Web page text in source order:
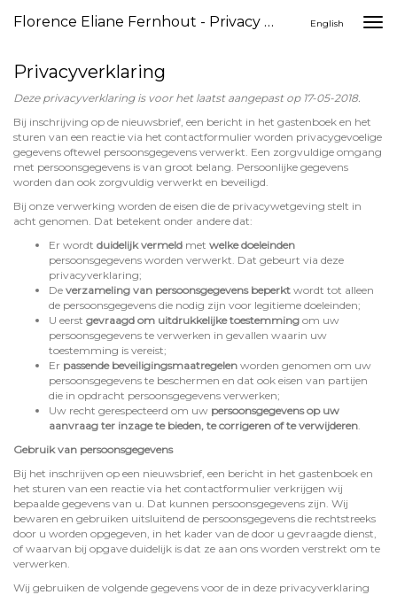
Florence Eliane Fernhout - Privacy Verklaring English
Privacyverklaring
Deze privacyverklaring is voor het laatst aangepast op 17-05-2018.
Bij inschrijving op de nieuwsbrief, een bericht in het gastenboek en het
sturen van een reactie via het contactformulier worden privacygevoelige
gegevens oftewel persoonsgegevens verwerkt. Een zorgvuldige omgang
met persoonsgegevens is van groot belang. Persoonlijke gegevens
worden dan ook zorgvuldig verwerkt en beveiligd.
Bij onze verwerking worden de eisen die de privacywetgeving stelt in
acht genomen. Dat betekent onder andere dat:
Er wordt duidelijk vermeld met welke doeleinden
persoonsgegevens worden verwerkt. Dat gebeurt via deze
privacyverklaring;
De verzameling van persoonsgegevens beperkt wordt tot alleen
de persoonsgegevens die nodig zijn voor legitieme doeleinden;
U eerst gevraagd om uitdrukkelijke toestemming om uw
persoonsgegevens te verwerken in gevallen waarin uw
toestemming is vereist;
Er passende beveiligingsmaatregelen worden genomen om uw
persoonsgegevens te beschermen en dat ook eisen van partijen
die in opdracht persoonsgegevens verwerken;
Uw recht gerespecteerd om uw persoonsgegevens op uw
aanvraag ter inzage te bieden, te corrigeren of te verwijderen.
Gebruik van persoonsgegevens
Bij het inschrijven op een nieuwsbrief, een bericht in het gastenboek en
het sturen van een reactie via het contactformulier verkrijgen wij
bepaalde gegevens van u. Dat kunnen persoonsgegevens zijn. Wij
bewaren en gebruiken uitsluitend de persoonsgegevens die rechtstreeks
door u worden opgegeven, in het kader van de door u gevraagde dienst,
of waarvan bij opgave duidelijk is dat ze aan ons worden verstrekt om te
verwerken.
Wij gebruiken de volgende gegevens voor de in deze privacyverklaring